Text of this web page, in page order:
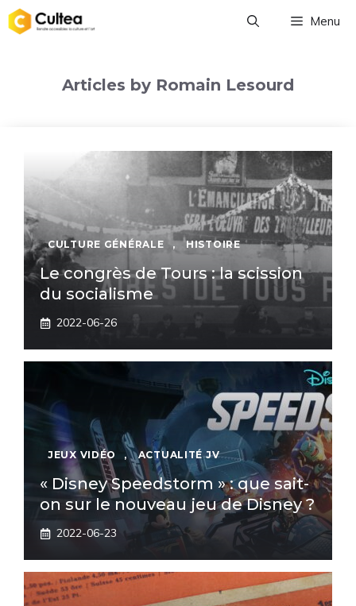
Aller
au
Menu
Articles by Romain Lesourd
CULTURE GÉNÉRALE , HISTOIRE
Le congrès de Tours : la scission
du socialisme
2022-06-26
JEUX VIDÉO , ACTUALITÉ JV
« Disney Speedstorm » : que sait-
on sur le nouveau jeu de Disney ?
2022-06-23